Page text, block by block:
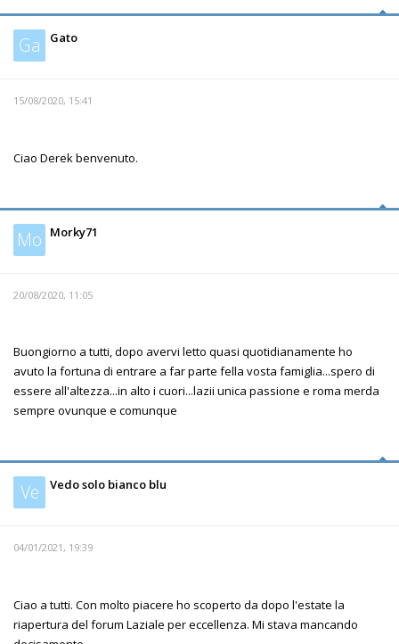
Ga Gato
15/08/2020, 15:41
Ciao Derek benvenuto.
Mo Morky71
20/08/2020, 11:05
Buongiorno a tutti, dopo avervi letto quasi quotidianamente ho
avuto la fortuna di entrare a far parte fella vosta famiglia...spero di
essere all'altezza...in alto i cuori...lazii unica passione e roma merda
sempre ovunque e comunque
Ve Vedo solo bianco blu
04/01/2021, 19:39
Ciao a tutti. Con molto piacere ho scoperto da dopo l'estate la
riapertura del forum Laziale per eccellenza. Mi stava mancando